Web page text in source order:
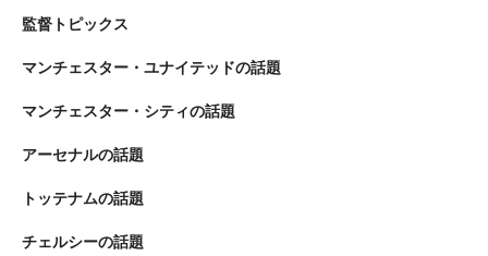
監督トピックス
マンチェスター・ユナイテッドの話題
マンチェスター・シティの話題
アーセナルの話題
トッテナムの話題
チェルシーの話題